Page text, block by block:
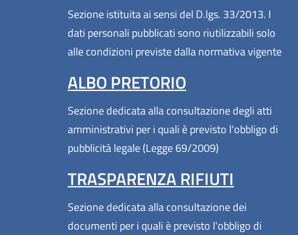
Sezione istituita ai sensi del D.lgs. 33/2013. I
dati personali pubblicati sono riutilizzabili solo
alle condizioni previste dalla normativa vigente
ALBO PRETORIO
Sezione dedicata alla consultazione degli atti
amministrativi per i quali è previsto l'obbligo di
pubblicità legale (Legge 69/2009)
TRASPARENZA RIFIUTI
Sezione dedicata alla consultazione dei
documenti per i quali è previsto l'obbligo di